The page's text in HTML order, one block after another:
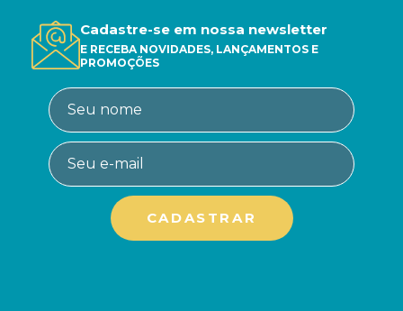
Cadastre-se em nossa newsletter
E RECEBA NOVIDADES, LANÇAMENTOS E
PROMOÇÕES